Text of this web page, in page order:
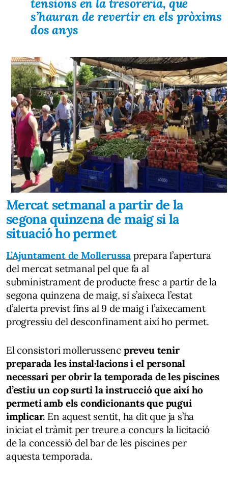
tensions en la tresoreria, que
s’hauran de revertir en els pròxims
dos anys
Mercat setmanal a partir de la
segona quinzena de maig si la
situació ho permet
L’Ajuntament de Mollerussa prepara l’apertura
del mercat setmanal pel que fa al
subministrament de producte fresc a partir de la
segona quinzena de maig, si s’aixeca l’estat
d’alerta previst fins al 9 de maig i l’aixecament
progressiu del desconfinament així ho permet.
El consistori mollerussenc preveu tenir
preparada les instal·lacions i el personal
necessari per obrir la temporada de les piscines
d’estiu un cop surti la instrucció que així ho
permeti amb els condicionants que pugui
implicar. En aquest sentit, ha dit que ja s’ha
iniciat el tràmit per treure a concurs la licitació
de la concessió del bar de les piscines per
aquesta temporada.